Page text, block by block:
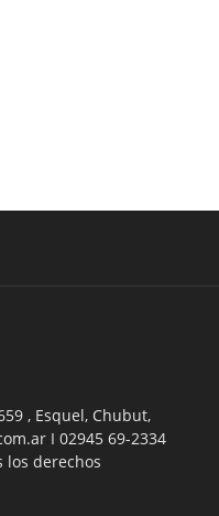
, Esquel, Chubut,
I 02945 69-2334
los derechos